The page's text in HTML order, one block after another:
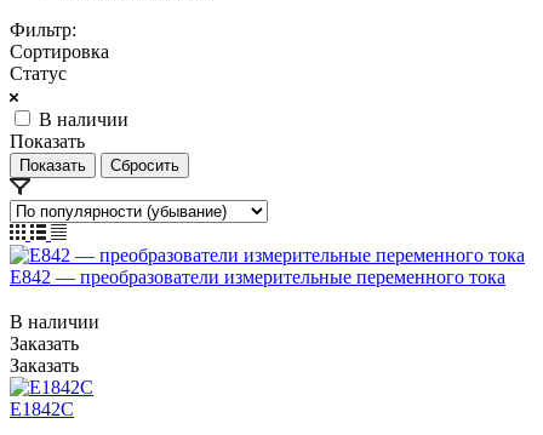
Фильтр:
Сортировка
Статус
В наличии
Показать
Сбросить
Е842 — преобразователи измерительные переменного тока
В наличии
Заказать
Заказать
Е1842С